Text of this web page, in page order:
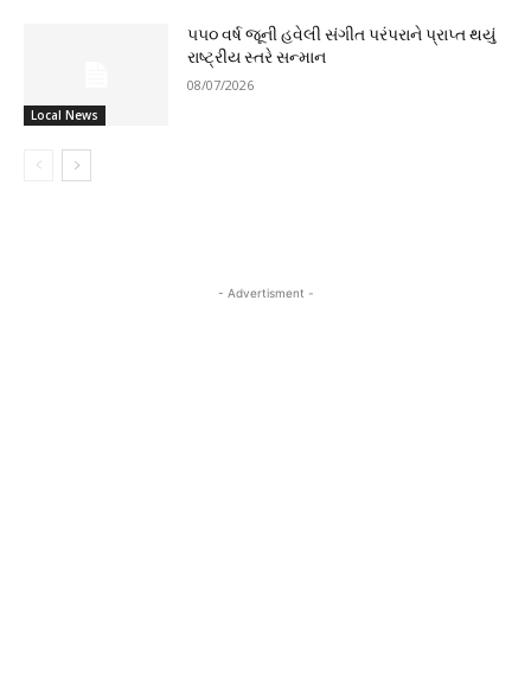
Local News
૫૫૦ વર્ષ જૂની હવેલી સંગીત પરંપરાને પ્રાપ્ત થયું
રાષ્ટ્રીય સ્તરે સન્માન
08/07/2026
- Advertisment -